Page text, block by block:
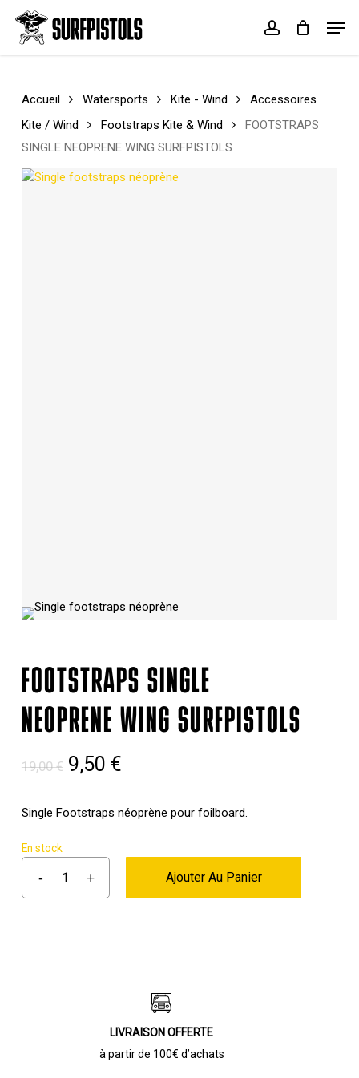
main
account
Cart Close
Accueil Watersports Kite - Wind
Accessoires
Kite / Wind
Footstraps Kite & Wind
FOOTSTRAPS
SINGLE NEOPRENE WING SURFPISTOLS
FOOTSTRAPS SINGLE
NEOPRENE WING SURFPISTOLS
19,00€ Le
initial
19,00 €.
9,50 €Le
actuel
9,50 €.
Single Footstraps néoprène pour foilboard.
En stock
Ajouter Au Panier
LIVRAISON OFFERTE
à partir de 100€ d’achats